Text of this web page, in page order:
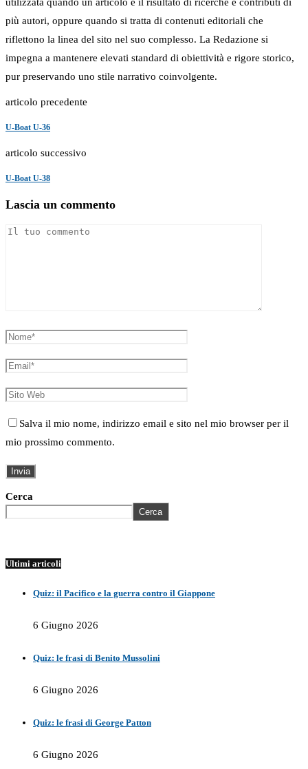
utilizzata quando un articolo è il risultato di ricerche e contributi di
più autori, oppure quando si tratta di contenuti editoriali che
riflettono la linea del sito nel suo complesso. La Redazione si
impegna a mantenere elevati standard di obiettività e rigore storico,
pur preservando uno stile narrativo coinvolgente.
articolo precedente
U-Boat U-36
articolo successivo
U-Boat U-38
Lascia un commento
Salva il mio nome, indirizzo email e sito nel mio browser per il
mio prossimo commento.
Cerca
Cerca
Ultimi articoli
Quiz: il Pacifico e la guerra contro il Giappone
6 Giugno 2026
Quiz: le frasi di Benito Mussolini
6 Giugno 2026
Quiz: le frasi di George Patton
6 Giugno 2026